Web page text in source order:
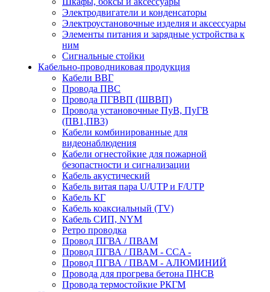
Электродвигатели и конденсаторы
Электроустановочные изделия и аксессуары
Элементы питания и зарядные устройства к
ним
Сигнальные стойки
Кабельно-проводниковая продукция
Кабели ВВГ
Провода ПВС
Провода ПГВВП (ШВВП)
Провода установочные ПуВ, ПуГВ
(ПВ1,ПВ3)
Кабели комбинированные для
видеонаблюдения
Кабели огнестойкие для пожарной
безопастности и сигнализации
Кабель акустический
Кабель витая пара U/UTP и F/UTP
Кабель КГ
Кабель коаксиальный (TV)
Кабель СИП, NYM
Ретро проводка
Провод ПГВА / ПВАМ
Провод ПГВА / ПВАМ - CCA -
Провод ПГВА / ПВАМ - АЛЮМИНИЙ
Провода для прогрева бетона ПНСВ
Провода термостойкие РКГМ